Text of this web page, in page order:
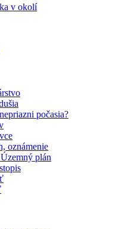
v okolí
počasia?
oznámenie
plán